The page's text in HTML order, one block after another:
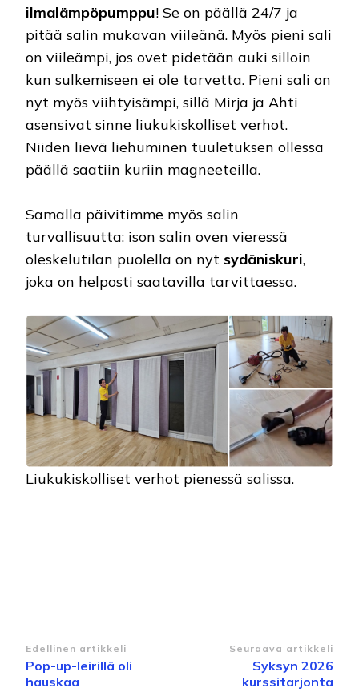
ilmalämpöpumppu! Se on päällä 24/7 ja
pitää salin mukavan viileänä. Myös pieni sali
on viileämpi, jos ovet pidetään auki silloin
kun sulkemiseen ei ole tarvetta. Pieni sali on
nyt myös viihtyisämpi, sillä Mirja ja Ahti
asensivat sinne liukukiskolliset verhot.
Niiden lievä liehuminen tuuletuksen ollessa
päällä saatiin kuriin magneeteilla.
Samalla päivitimme myös salin
turvallisuutta: ison salin oven vieressä
oleskelutilan puolella on nyt sydäniskuri,
joka on helposti saatavilla tarvittaessa.
Liukukiskolliset verhot pienessä salissa.
Artikkelien
selaus
Edellinen artikkeli
Pop-up-leirillä oli
hauskaa
Seuraava artikkeli
Syksyn 2026
kurssitarjonta